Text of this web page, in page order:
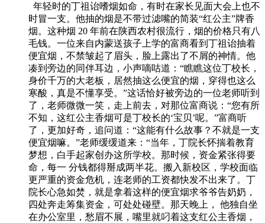
年轻时的丁祖诒嗜烟如命，有时在家长见面大会上也不
时冒一支。他抽的烟是不带过滤嘴的简装“红公主”牌香
烟。这种烟 20 年前在陕西农村很流行，烟的价格只有八
毛钱。一位来自内蒙送孩子上学的富商看到丁祖诒抽着
便宜烟，不禁皱起了眉头，脸上露出了不屑的神情。他
凑到旁边的同伴耳边，小声嘀咕道：“瞧瞧这位丁校长，
身价千万的大老板，居然抽这么便宜的烟，穿得也这么
寒酸，真是不懂享受。”这话恰好被旁边的一位老师听到
了，老师微微一笑，走上前去，对那位富商说：“您有所
不知，这红公主香烟可是丁校长的‘宝贝’呢。”富商听
了，更加好奇，追问道：“这能有什么故事？不就是一支
便宜烟嘛。”老师缓缓道来：“当年，丁院长怀揣着教育
梦想，白手起家创办这所学校。那时候，资金紧张得要
命，每一 分钱都得掰成两半花。搬入新校区，学校面临
更严重的资金危机，连老师的工资都快发不出来了。丁
院长心急如焚，就是拿着这样的便宜烟求爷爷告奶奶，
四处奔走筹集资金，可处处碰壁。那天晚上， 他独自坐
在办公室里，愁眉不展，嘴里就叼着这支红公主香烟，